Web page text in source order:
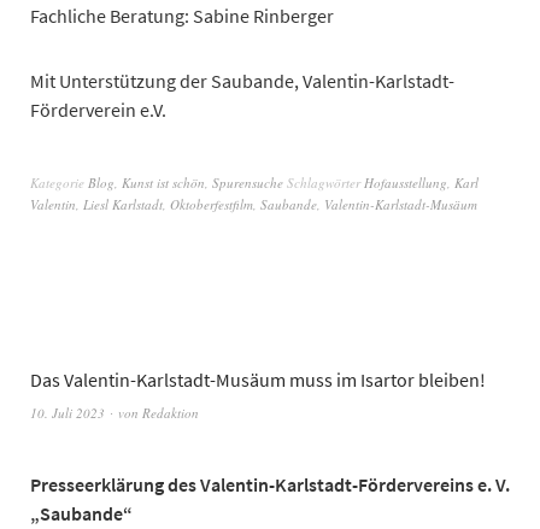
Fachliche Beratung: Sabine Rinberger
Mit Unterstützung der Saubande, Valentin-Karlstadt-
Förderverein e.V.
Kategorie Blog Kunst ist schön Spurensuche Schlagwörter Hofausstellung Karl
Valentin Liesl Karlstadt Oktoberfestfilm Saubande Valentin-Karlstadt-Musäum
Das Valentin-Karlstadt-Musäum muss im Isartor bleiben!
10. Juli 2023 von Redaktion
Presseerklärung des Valentin-Karlstadt-Fördervereins e. V.
„Saubande“